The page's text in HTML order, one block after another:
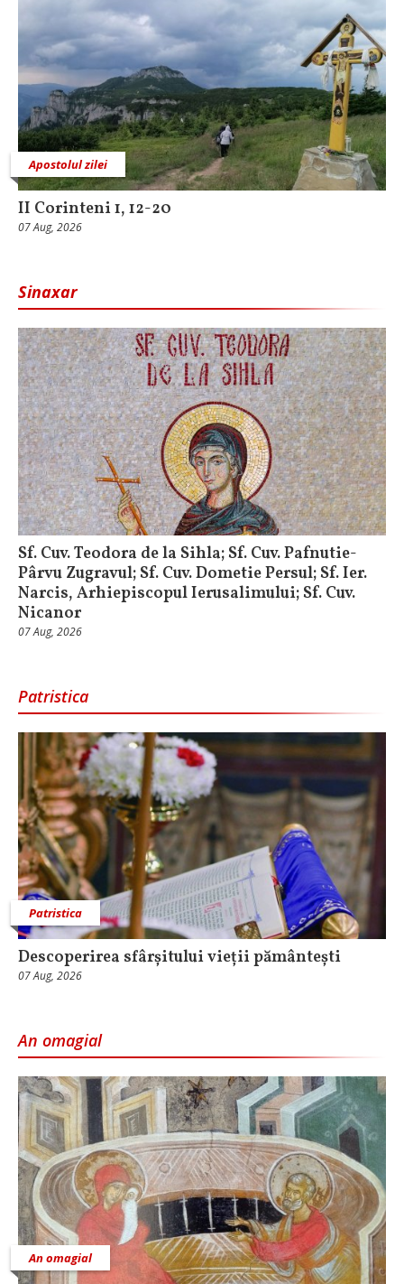
Apostolul zilei
II Corinteni 1, 12-20
07 Aug, 2026
Sinaxar
Sf. Cuv. Teodora de la Sihla; Sf. Cuv. Pafnutie-
Pârvu Zugravul; Sf. Cuv. Dometie Persul; Sf. Ier.
Narcis, Arhiepiscopul Ierusalimului; Sf. Cuv.
Nicanor
07 Aug, 2026
Patristica
Patristica
Descoperirea sfârșitului vieții pământești
07 Aug, 2026
An omagial
An omagial